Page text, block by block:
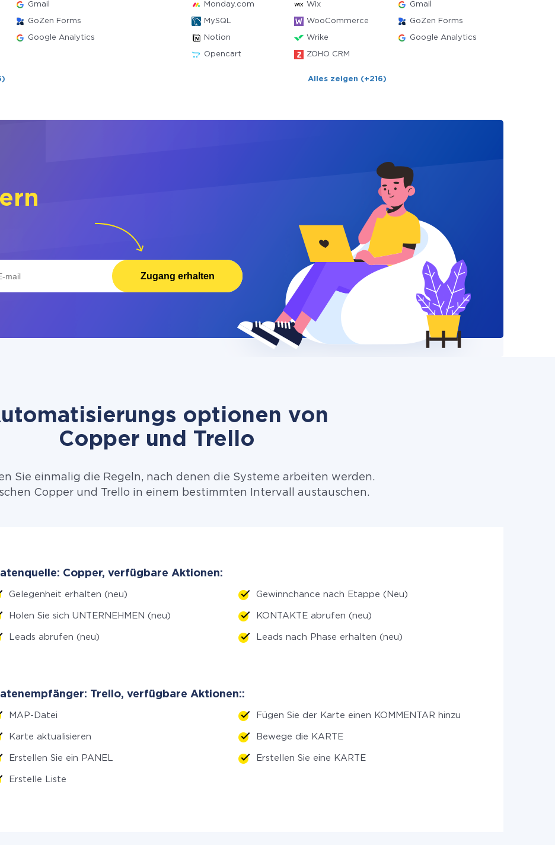
Gmail
GoZen Forms
Google Analytics
Monday.com Wix Gmail
MySQL WooCommerce GoZen Forms
Notion Wrike Google Analytics
Opencart ZOHO CRM
Alles zeigen (+216)
Zugang erhalten
optionen von
Copper und Trello
Sie einmalig die Regeln, nach denen die Systeme arbeiten werden.
Copper und Trello in einem bestimmten Intervall austauschen.
Copper, verfügbare Aktionen:
Gelegenheit erhalten (neu) Gewinnchance nach Etappe (Neu)
Holen Sie sich UNTERNEHMEN (neu) KONTAKTE abrufen (neu)
Leads abrufen (neu) Leads nach Phase erhalten (neu)
Trello, verfügbare Aktionen::
MAP-Datei Fügen Sie der Karte einen KOMMENTAR hinzu
Karte aktualisieren Bewege die KARTE
Erstellen Sie ein PANEL Erstellen Sie eine KARTE
Erstelle Liste